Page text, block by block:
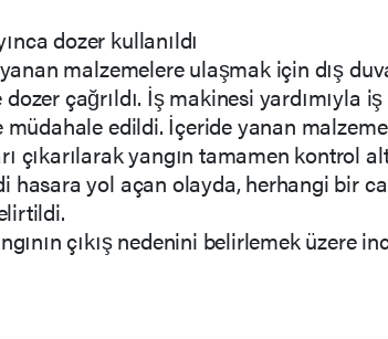
dozer kullanıldı
malzemelere ulaşmak için dış
çağrıldı. İş makinesi yardımıyla
müdahale edildi. İçeride yanan
çıkarılarak yangın tamamen kontrol
hasara yol açan olayda, herhangi bir
çıkış nedenini belirlemek üzere